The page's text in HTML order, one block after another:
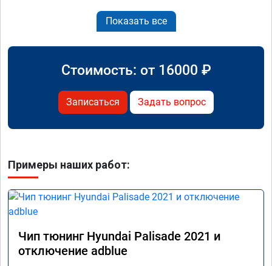
Показать все
Стоимость: от 16000 ₽
Записаться Задать вопрос
Примеры наших работ:
Чип тюнинг Hyundai Palisade 2021 и
отключение adblue